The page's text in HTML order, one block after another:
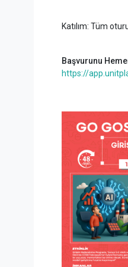
Katılım: Tüm
Başvurunu
https://